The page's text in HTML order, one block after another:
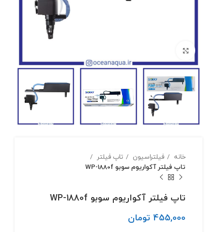
خانه فیلتراسیون
تاپ فیلتر
تاپ فیلتر آکواریوم سوبو WP-1880f
تاپ فیلتر آکواریوم سوبو WP-1880f
455,000 تومان